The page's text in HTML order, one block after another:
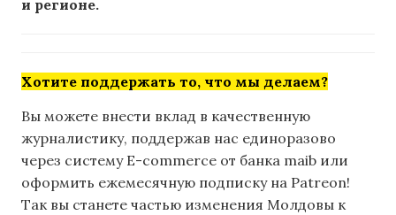
и регионе.
Хотите поддержать то, что мы делаем?
Вы можете внести вклад в качественную
журналистику, поддержав нас единоразово
через систему E-commerce от банка maib или
оформить ежемесячную подписку на Patreon!
Так вы станете частью изменения Молдовы к